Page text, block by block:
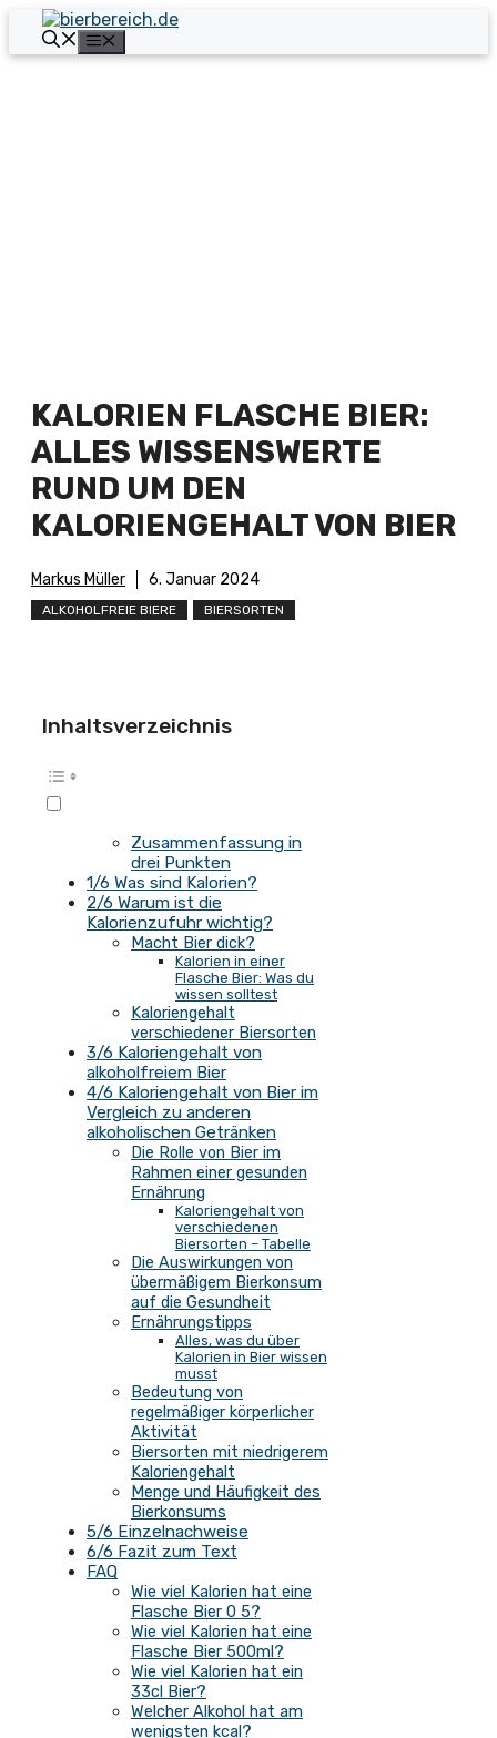
Zum
Inhalt
springen
KALORIEN FLASCHE BIER:
ALLES WISSENSWERTE
RUND UM DEN
KALORIENGEHALT VON BIER
Markus Müller 6. Januar 2024
ALKOHOLFREIE BIERE BIERSORTEN
Inhaltsverzeichnis
Zusammenfassung in
drei Punkten
1/6 Was sind Kalorien?
2/6 Warum ist die
Kalorienzufuhr wichtig?
Macht Bier dick?
Kalorien in einer
Flasche Bier: Was du
wissen solltest
Kaloriengehalt
verschiedener Biersorten
3/6 Kaloriengehalt von
alkoholfreiem Bier
4/6 Kaloriengehalt von Bier im
Vergleich zu anderen
alkoholischen Getränken
Die Rolle von Bier im
Rahmen einer gesunden
Ernährung
Kaloriengehalt von
verschiedenen
Biersorten – Tabelle
Die Auswirkungen von
übermäßigem Bierkonsum
auf die Gesundheit
Ernährungstipps
Alles, was du über
Kalorien in Bier wissen
musst
Bedeutung von
regelmäßiger körperlicher
Aktivität
Biersorten mit niedrigerem
Kaloriengehalt
Menge und Häufigkeit des
Bierkonsums
5/6 Einzelnachweise
6/6 Fazit zum Text
FAQ
Wie viel Kalorien hat eine
Flasche Bier 0 5?
Wie viel Kalorien hat eine
Flasche Bier 500ml?
Wie viel Kalorien hat ein
33cl Bier?
Welcher Alkohol hat am
wenigsten kcal?